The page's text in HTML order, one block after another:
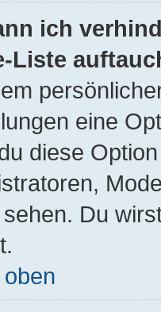
ich
Liste
eine
diese
Du